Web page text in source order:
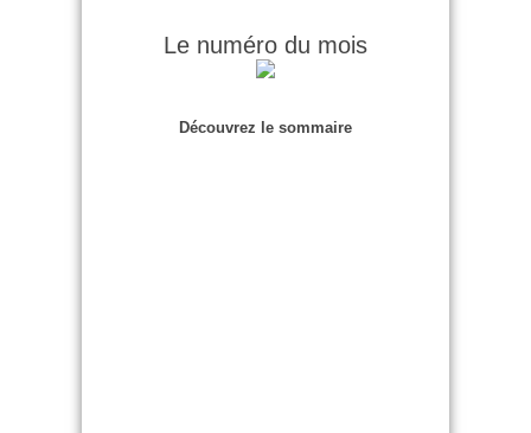
Le numéro du mois
Découvrez le sommaire